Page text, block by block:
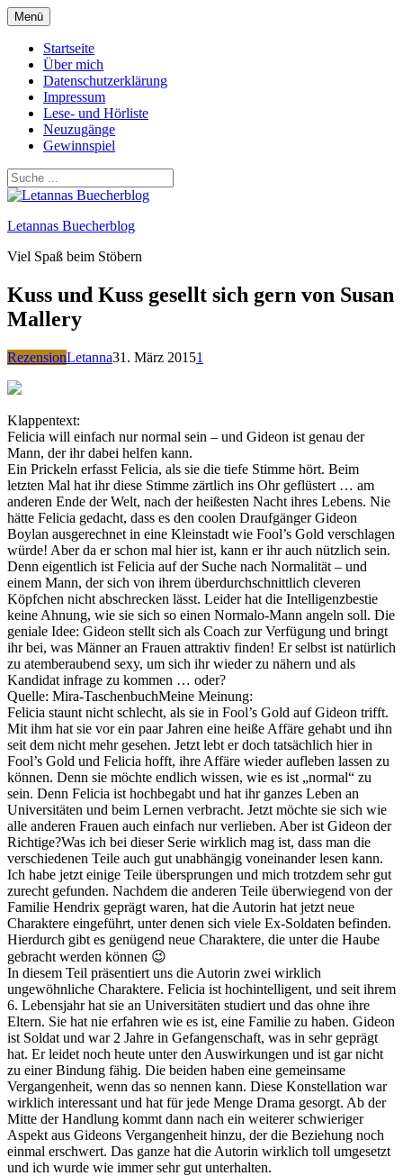
Zum
Inhalt
springen
Menü
Startseite
Über mich
Datenschutzerklärung
Impressum
Lese- und Hörliste
Neuzugänge
Gewinnspiel
Letannas Buecherblog
Viel Spaß beim Stöbern
Kuss und Kuss gesellt sich gern von Susan
Mallery
RezensionLetanna31. März 20151
Klappentext:
Felicia will einfach nur normal sein – und Gideon ist genau der
Mann, der ihr dabei helfen kann.
Ein Prickeln erfasst Felicia, als sie die tiefe Stimme hört. Beim
letzten Mal hat ihr diese Stimme zärtlich ins Ohr geflüstert … am
anderen Ende der Welt, nach der heißesten Nacht ihres Lebens. Nie
hätte Felicia gedacht, dass es den coolen Draufgänger Gideon
Boylan ausgerechnet in eine Kleinstadt wie Fool’s Gold verschlagen
würde! Aber da er schon mal hier ist, kann er ihr auch nützlich sein.
Denn eigentlich ist Felicia auf der Suche nach Normalität – und
einem Mann, der sich von ihrem überdurchschnittlich cleveren
Köpfchen nicht abschrecken lässt. Leider hat die Intelligenzbestie
keine Ahnung, wie sie sich so einen Normalo-Mann angeln soll. Die
geniale Idee: Gideon stellt sich als Coach zur Verfügung und bringt
ihr bei, was Männer an Frauen attraktiv finden! Er selbst ist natürlich
zu atemberaubend sexy, um sich ihr wieder zu nähern und als
Kandidat infrage zu kommen … oder?
Quelle: Mira-TaschenbuchMeine Meinung:
Felicia staunt nicht schlecht, als sie in Fool’s Gold auf Gideon trifft.
Mit ihm hat sie vor ein paar Jahren eine heiße Affäre gehabt und ihn
seit dem nicht mehr gesehen. Jetzt lebt er doch tatsächlich hier in
Fool’s Gold und Felicia hofft, ihre Affäre wieder aufleben lassen zu
können. Denn sie möchte endlich wissen, wie es ist „normal“ zu
sein. Denn Felicia ist hochbegabt und hat ihr ganzes Leben an
Universitäten und beim Lernen verbracht. Jetzt möchte sie sich wie
alle anderen Frauen auch einfach nur verlieben. Aber ist Gideon der
Richtige?Was ich bei dieser Serie wirklich mag ist, dass man die
verschiedenen Teile auch gut unabhängig voneinander lesen kann.
Ich habe jetzt einige Teile übersprungen und mich trotzdem sehr gut
zurecht gefunden. Nachdem die anderen Teile überwiegend von der
Familie Hendrix geprägt waren, hat die Autorin hat jetzt neue
Charaktere eingeführt, unter denen sich viele Ex-Soldaten befinden.
Hierdurch gibt es genügend neue Charaktere, die unter die Haube
gebracht werden können 😉
In diesem Teil präsentiert uns die Autorin zwei wirklich
ungewöhnliche Charaktere. Felicia ist hochintelligent, und seit ihrem
6. Lebensjahr hat sie an Universitäten studiert und das ohne ihre
Eltern. Sie hat nie erfahren wie es ist, eine Familie zu haben. Gideon
ist Soldat und war 2 Jahre in Gefangenschaft, was in sehr geprägt
hat. Er leidet noch heute unter den Auswirkungen und ist gar nicht
zu einer Bindung fähig. Die beiden haben eine gemeinsame
Vergangenheit, wenn das so nennen kann. Diese Konstellation war
wirklich interessant und hat für jede Menge Drama gesorgt. Ab der
Mitte der Handlung kommt dann nach ein weiterer schwieriger
Aspekt aus Gideons Vergangenheit hinzu, der die Beziehung noch
einmal erschwert. Das ganze hat die Autorin wirklich toll umgesetzt
und ich wurde wie immer sehr gut unterhalten.